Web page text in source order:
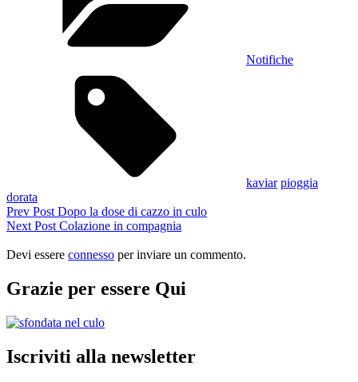
Notifiche
kaviar pioggia
dorata
Navigazione
articoli
Previous
Post
Prev Post Dopo la dose di cazzo in culo
Next
Next Post Colazione in compagnia
Devi essere connesso per inviare un commento.
Grazie per essere Qui
Iscriviti alla newsletter